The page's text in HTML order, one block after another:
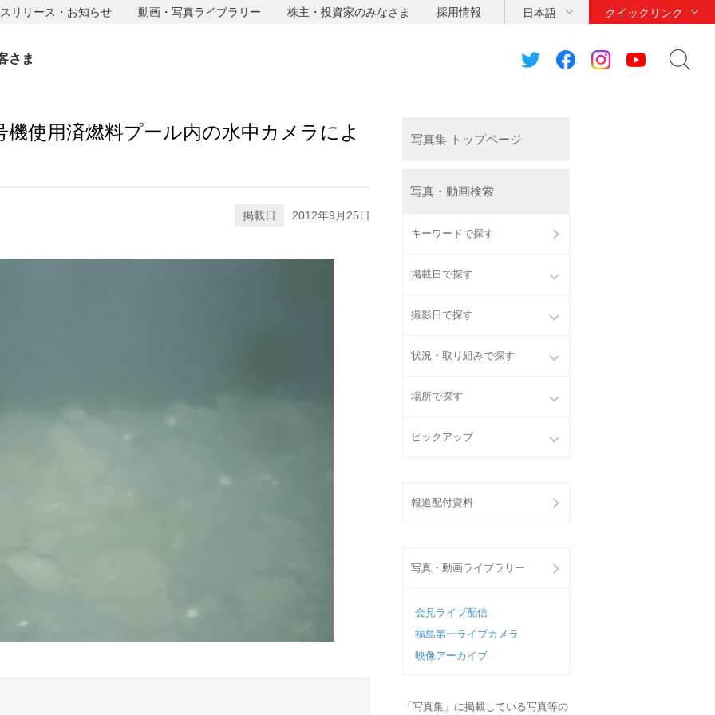
リリース・お知らせ 動画・写真ライブラリー 株主・投資家のみなさま 採用情報 日本語 クイックリンク
さま
機使用済燃料プール内の水中カメラによ
掲載日 2012年9月25日
写真集 トップページ
写真・動画検索
キーワードで探す
掲載日で探す
撮影日で探す
状況・取り組みで探す
場所で探す
ピックアップ
報道配付資料
写真・動画ライブラリー
会見ライブ配信
福島第一ライブカメラ
映像アーカイブ
「写真集」に掲載している写真等の